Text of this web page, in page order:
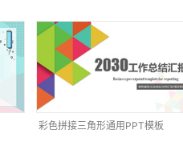
彩色拼接三角形通用PPT模板